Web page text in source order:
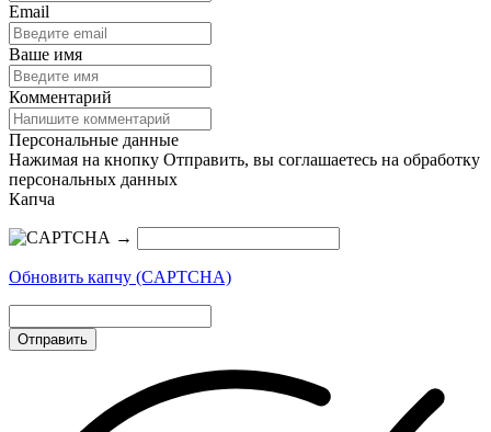
Email
Ваше имя
Комментарий
Персональные данные
Нажимая на кнопку Отправить, вы соглашаетесь на обработку
персональных данных
Капча
→
Обновить капчу (CAPTCHA)
Отправить